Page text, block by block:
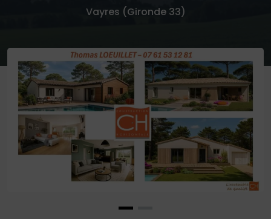
Vayres (Gironde 33)